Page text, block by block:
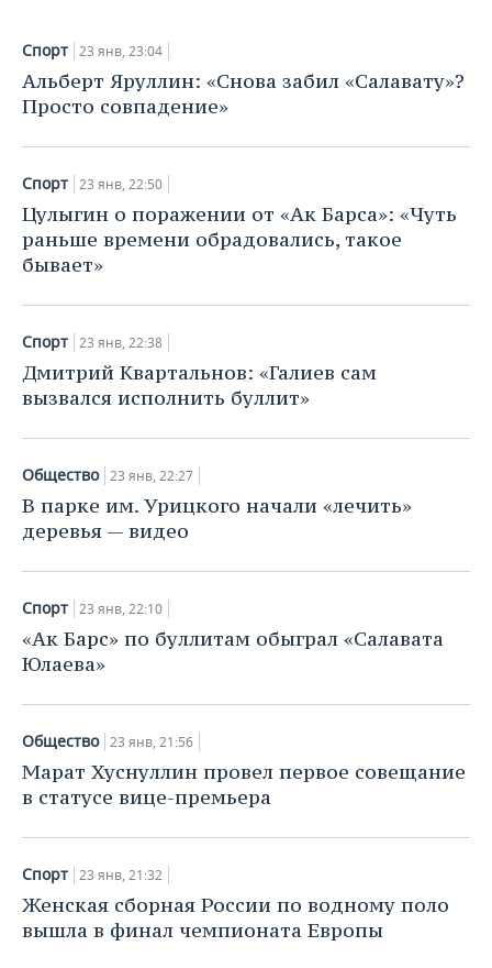
ХОККЕЙ С МЯЧОМ
ПРОИСШЕСТВИЯ
Спорт 23 янв, 23:04
Альберт Яруллин: «Снова забил «Салавату»?
Просто совпадение»
Спорт 23 янв, 22:50
Цулыгин о поражении от «Ак Барса»: «Чуть
раньше времени обрадовались, такое
бывает»
Спорт 23 янв, 22:38
Дмитрий Квартальнов: «Галиев сам
вызвался исполнить буллит»
Общество 23 янв, 22:27
В парке им. Урицкого начали «лечить»
деревья — видео
Спорт 23 янв, 22:10
«Ак Барс» по буллитам обыграл «Салавата
Юлаева»
Общество 23 янв, 21:56
Марат Хуснуллин провел первое совещание
в статусе вице-премьера
Спорт 23 янв, 21:32
Женская сборная России по водному поло
вышла в финал чемпионата Европы